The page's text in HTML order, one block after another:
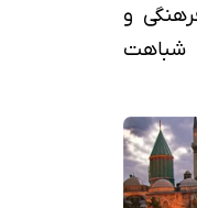
و
شباهت